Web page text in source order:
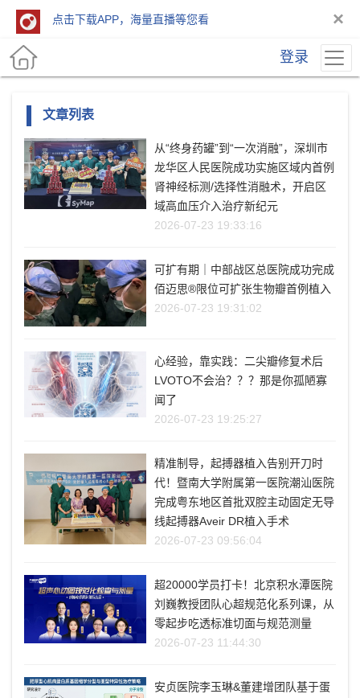
点击下载APP，海量直播等您看 ×
登录
文章列表
从“终身药罐”到“一次消融”，深圳市
龙华区人民医院成功实施区域内首例
肾神经标测/选择性消融术，开启区
域高血压介入治疗新纪元
2026-07-23 19:33:16
可扩有期｜中部战区总医院成功完成
佰迈思®限位可扩张生物瓣首例植入
2026-07-23 19:31:02
心经验，靠实践：二尖瓣修复术后
LVOTO不会治？？？那是你孤陋寡
闻了
2026-07-23 19:25:27
精准制导，起搏器植入告别开刀时
代！暨南大学附属第一医院潮汕医院
完成粤东地区首批双腔主动固定无导
线起搏器Aveir DR植入手术
2026-07-23 09:56:04
超20000学员打卡！北京积水潭医院
刘巍教授团队心超规范化系列课，从
零起步吃透标准切面与规范测量
2026-07-23 11:44:30
安贞医院李玉琳&董建增团队基于蛋